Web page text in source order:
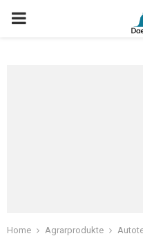
Home Agrarprodukte